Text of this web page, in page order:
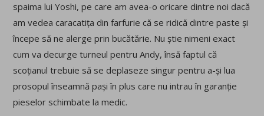
spaima lui Yoshi, pe care am avea-o oricare dintre noi dacă
am vedea caracatița din farfurie că se ridică dintre paste și
începe să ne alerge prin bucătărie. Nu știe nimeni exact
cum va decurge turneul pentru Andy, însă faptul că
scoțianul trebuie să se deplaseze singur pentru a-și lua
prosopul înseamnă pași în plus care nu intrau în garanție
pieselor schimbate la medic.